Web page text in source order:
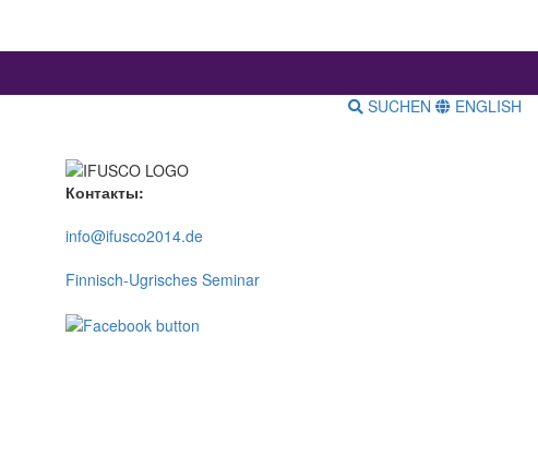
SUCHEN ENGLISH
Контакты:
info@ifusco2014.de
Finnisch-Ugrisches Seminar